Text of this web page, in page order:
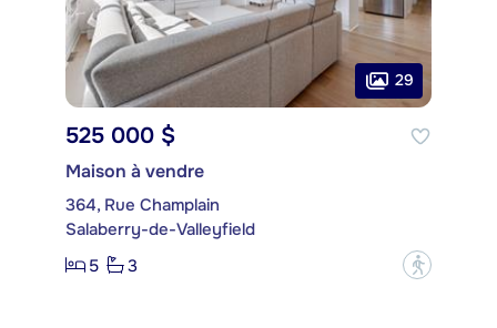
29
525 000 $
Maison à vendre
364, Rue Champlain
Salaberry-de-Valleyfield
5
3 ?